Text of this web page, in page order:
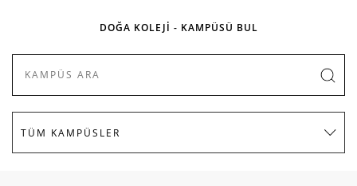
DOĞA KOLEJİ - KAMPÜSÜ BUL